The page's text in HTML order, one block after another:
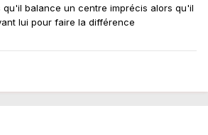
balance un centre imprécis alors qu'il
lui pour faire la différence